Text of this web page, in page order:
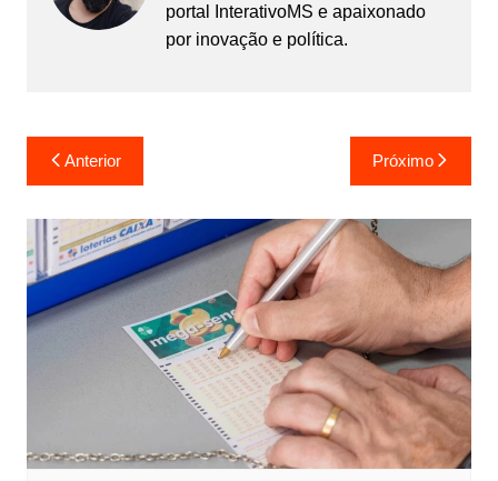
portal InterativoMS e apaixonado
por inovação e política.
Navegação
de
Post
Anterior Próximo